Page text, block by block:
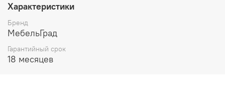
высота 985 мм
Производитель:
Характеристики
Бренд
МебельГрад
Гарантийный срок
18 месяцев